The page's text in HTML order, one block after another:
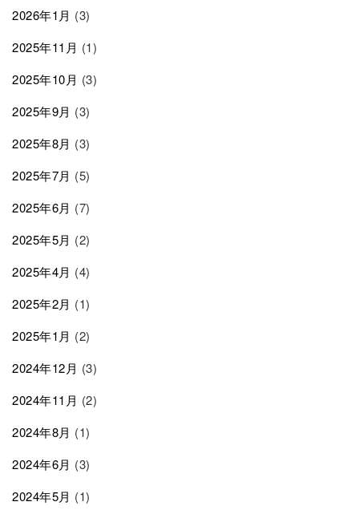
2026年1月 (3)
2025年11月 (1)
2025年10月 (3)
2025年9月 (3)
2025年8月 (3)
2025年7月 (5)
2025年6月 (7)
2025年5月 (2)
2025年4月 (4)
2025年2月 (1)
2025年1月 (2)
2024年12月 (3)
2024年11月 (2)
2024年8月 (1)
2024年6月 (3)
2024年5月 (1)